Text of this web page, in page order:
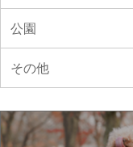
公園
その他